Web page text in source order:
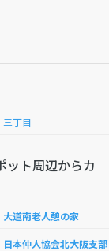
三丁目
ット周辺からカ
大道南老人憩の家
日本仲人協会北大阪支部